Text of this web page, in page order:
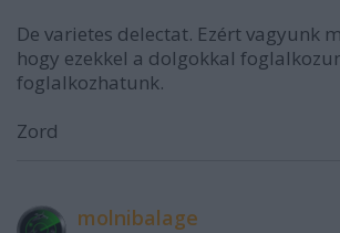
De varietes delectat. Ezért vagyunk
hogy ezekkel a dolgokkal
foglalkozhatunk.
Zord
molnibalage